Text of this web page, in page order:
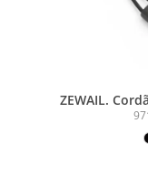
ZEWAIL.
suporte para
cabo
adaptadores